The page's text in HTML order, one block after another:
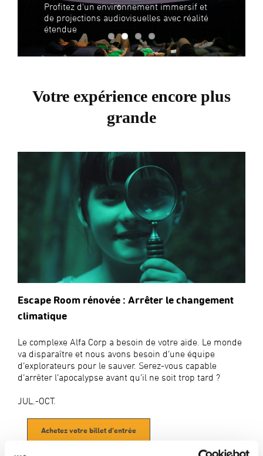
Profitez d'un environnement immersif et
de projections audiovisuelles avec réalité
étendue
Votre expérience encore plus
grande
Escape Room rénovée : Arrêter le changement
climatique
Le complexe Alfa Corp a besoin de votre aide. Le monde
va disparaître et nous avons besoin d’une équipe
d’explorateurs pour le sauver. Serez-vous capable
d’arrêter l’apocalypse avant qu’il ne soit trop tard ?
JUL.-OCT.
Achetez votre billet d’entrée